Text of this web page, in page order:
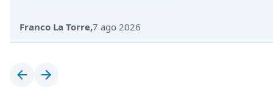
Franco La Torre,7 ago 2026